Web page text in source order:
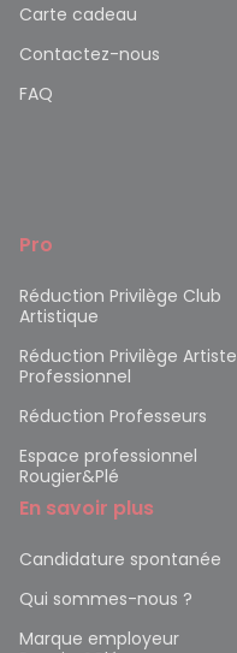
Carte cadeau
Contactez-nous
FAQ
Pro
Réduction Privilège Club
Artistique
Réduction Privilège Artiste
Professionnel
Réduction Professeurs
Espace professionnel
Rougier&Plé
En savoir plus
Candidature spontanée
Qui sommes-nous ?
Marque employeur